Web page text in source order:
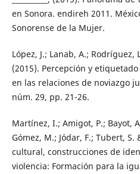
en Sonora. endireh 2011.
Sonorense de la Mujer.
López, J.; Lanab, A.; Rodríguez,
(2015). Percepción y
en las relaciones de noviazgo
núm. 29, pp. 21-26.
Martínez, I.; Amigot, P.; Bayot,
Gómez, M.; Jódar, F.; Tubert,
cultural, construcciones de
violencia: Formación para la